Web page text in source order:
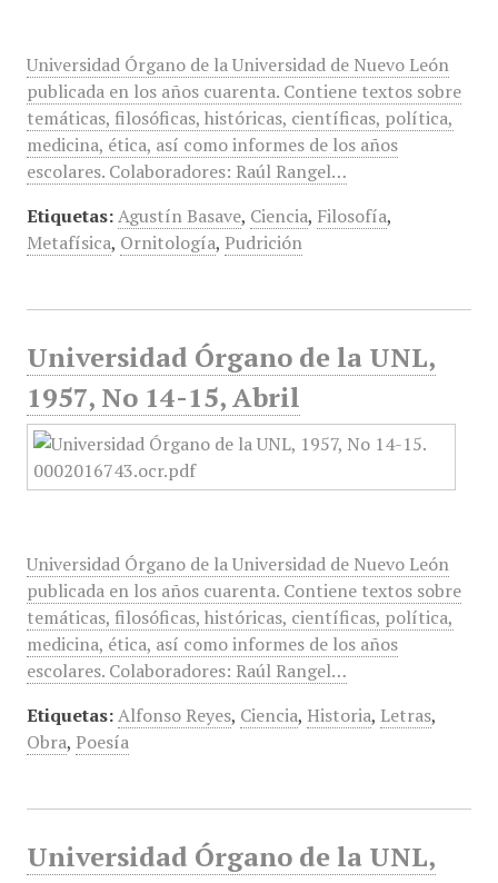
Universidad Órgano de la Universidad de Nuevo León
publicada en los años cuarenta. Contiene textos sobre
temáticas, filosóficas, históricas, científicas, política,
medicina, ética, así como informes de los años
escolares. Colaboradores: Raúl Rangel…
Etiquetas: Agustín Basave, Ciencia, Filosofía,
Metafísica, Ornitología, Pudrición
Universidad Órgano de la UNL,
1957, No 14-15, Abril
Universidad Órgano de la Universidad de Nuevo León
publicada en los años cuarenta. Contiene textos sobre
temáticas, filosóficas, históricas, científicas, política,
medicina, ética, así como informes de los años
escolares. Colaboradores: Raúl Rangel…
Etiquetas: Alfonso Reyes, Ciencia, Historia, Letras,
Obra, Poesía
Universidad Órgano de la UNL,